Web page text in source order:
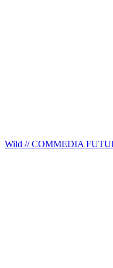
Wild // COMMEDIA